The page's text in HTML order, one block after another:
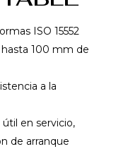
ISO 15552
100 mm de
a la
en servicio,
de arranque